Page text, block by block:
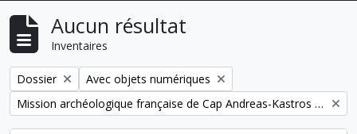
Aucun résultat
Inventaires
Remove filter:
Dossier Remove filter:
Avec objets numériques
Remove filter:
Mission archéologique française de Cap Andreas-Kastros et de Khirokitia (Chypre)